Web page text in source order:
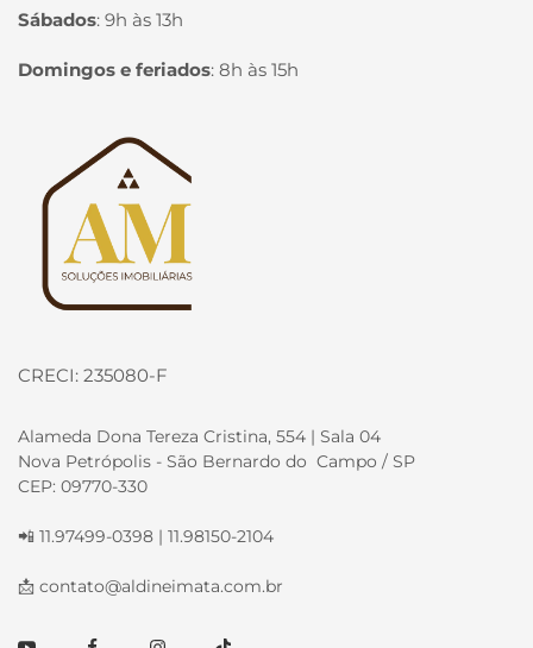
Sábados: 9h às 13h
Domingos e feriados: 8h às 15h
Página inicial
CRECI: 235080-F
Alameda Dona Tereza Cristina, 554 | Sala 04
Nova Petrópolis - São Bernardo do Campo / SP
CEP: 09770-330
📲 11.97499-0398 | 11.98150-2104
📩 contato@aldineimata.com.br